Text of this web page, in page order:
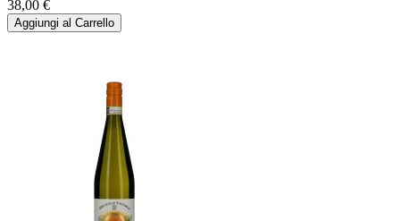
38,00 €
Aggiungi al Carrello